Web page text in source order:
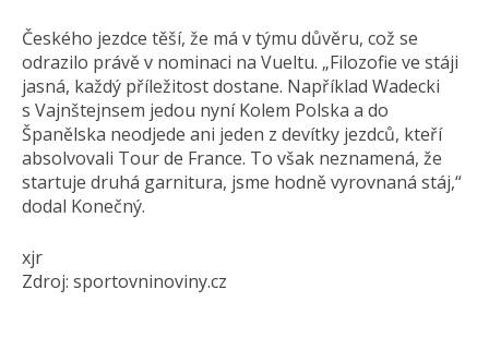
Českého jezdce těší, že má v týmu důvěru, což se
odrazilo právě v nominaci na Vueltu. „Filozofie ve stáji
jasná, každý příležitost dostane. Například Wadecki
s Vajnštejnsem jedou nyní Kolem Polska a do
Španělska neodjede ani jeden z devítky jezdců, kteří
absolvovali Tour de France. To však neznamená, že
startuje druhá garnitura, jsme hodně vyrovnaná stáj,“
dodal Konečný.
xjr
Zdroj: sportovninoviny.cz